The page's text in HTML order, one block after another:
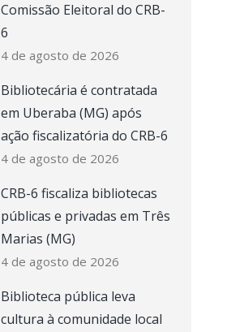
Comissão Eleitoral do CRB-
6
4 de agosto de 2026
Bibliotecária é contratada
em Uberaba (MG) após
ação fiscalizatória do CRB-6
4 de agosto de 2026
CRB-6 fiscaliza bibliotecas
públicas e privadas em Três
Marias (MG)
4 de agosto de 2026
Biblioteca pública leva
cultura à comunidade local